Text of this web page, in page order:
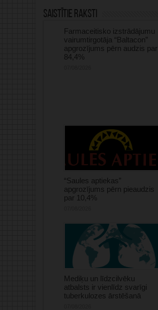
Saistītie raksti
Farmaceitisko izstrādājumu
vairumtirgotāja “Baltacon”
apgrozījums pērn audzis par
84,4%
“Saules aptiekas”
apgrozījums pērn pieaudzis
par 10,4%
Mediķu un līdzcilvēku
atbalsts ir vienlīdz svarīgi
tuberkulozes ārstēšanā